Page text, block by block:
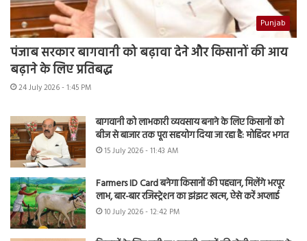
Punjab
पंजाब सरकार बागवानी को बढ़ावा देने और किसानों की आय
बढ़ाने के लिए प्रतिबद्ध
24 July 2026 - 1:45 PM
बागवानी को लाभकारी व्यवसाय बनाने के लिए किसानों को
बीज से बाजार तक पूरा सहयोग दिया जा रहा है: मोहिंदर भगत
15 July 2026 - 11:43 AM
Farmers ID Card बनेगा किसानों की पहचान, मिलेंगे भरपूर
लाभ, बार-बार रजिस्ट्रेशन का झंझट खत्म, ऐसे करें अप्लाई
10 July 2026 - 12:42 PM